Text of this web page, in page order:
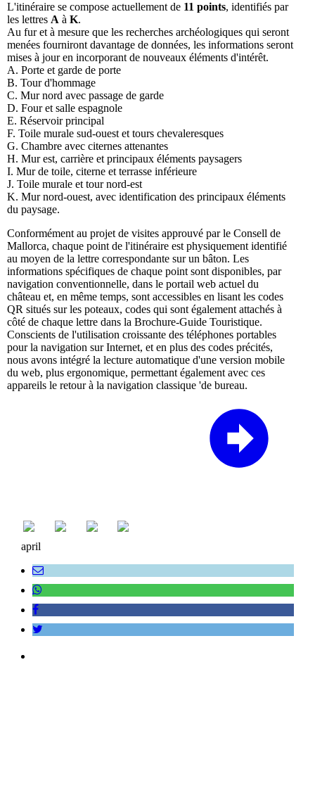
L'itinéraire se compose actuellement de 11 points, identifiés par
les lettres A à K.
Au fur et à mesure que les recherches archéologiques qui seront
menées fourniront davantage de données, les informations seront
mises à jour en incorporant de nouveaux éléments d'intérêt.
A. Porte et garde de porte
B. Tour d'hommage
C. Mur nord avec passage de garde
D. Four et salle espagnole
E. Réservoir principal
F. Toile murale sud-ouest et tours chevaleresques
G. Chambre avec citernes attenantes
H. Mur est, carrière et principaux éléments paysagers
I. Mur de toile, citerne et terrasse inférieure
J. Toile murale et tour nord-est
K. Mur nord-ouest, avec identification des principaux éléments
du paysage.
Conformément au projet de visites approuvé par le Consell de
Mallorca, chaque point de l'itinéraire est physiquement identifié
au moyen de la lettre correspondante sur un bâton. Les
informations spécifiques de chaque point sont disponibles, par
navigation conventionnelle, dans le portail web actuel du
château et, en même temps, sont accessibles en lisant les codes
QR situés sur les poteaux, codes qui sont également attachés à
côté de chaque lettre dans la Brochure-Guide Touristique.
Conscients de l'utilisation croissante des téléphones portables
pour la navigation sur Internet, et en plus des codes précités,
nous avons intégré la lecture automatique d'une version mobile
du web, plus ergonomique, permettant également avec ces
appareils le retour à la navigation classique 'de bureau.
april